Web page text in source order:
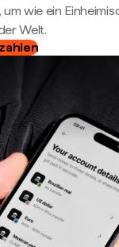
wie ein
Welt.